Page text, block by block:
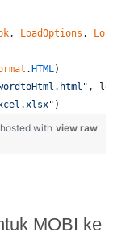
, LoadOptions ,
. HTML)
,
)
view raw
hosted with
MOBI ke